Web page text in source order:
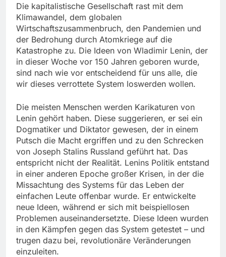
Die kapitalistische Gesellschaft rast mit dem
Klimawandel, dem globalen
Wirtschaftszusammenbruch, den Pandemien und
der Bedrohung durch Atomkriege auf die
Katastrophe zu. Die Ideen von Wladimir Lenin, der
in dieser Woche vor 150 Jahren geboren wurde,
sind nach wie vor entscheidend für uns alle, die
wir dieses verrottete System loswerden wollen.
Die meisten Menschen werden Karikaturen von
Lenin gehört haben. Diese suggerieren, er sei ein
Dogmatiker und Diktator gewesen, der in einem
Putsch die Macht ergriffen und zu den Schrecken
von Joseph Stalins Russland geführt hat. Das
entspricht nicht der Realität. Lenins Politik entstand
in einer anderen Epoche großer Krisen, in der die
Missachtung des Systems für das Leben der
einfachen Leute offenbar wurde. Er entwickelte
neue Ideen, während er sich mit beispiellosen
Problemen auseinandersetzte. Diese Ideen wurden
in den Kämpfen gegen das System getestet – und
trugen dazu bei, revolutionäre Veränderungen
einzuleiten.